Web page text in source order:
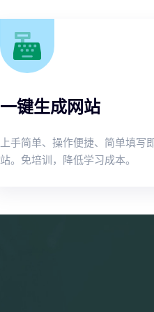
一键生成网站
上手简单、操作便捷、简单填写
站。免培训，降低学习成本。